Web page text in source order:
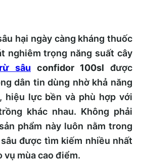
hại ngày càng kháng thuốc
nghiêm trọng năng suất cây
sâu confidor 100sl được
dân tin dùng nhờ khả năng
hiệu lực bền và phù hợp với
khác nhau. Không phải
phẩm này luôn nằm trong
được tìm kiếm nhiều nhất
vụ mùa cao điểm.